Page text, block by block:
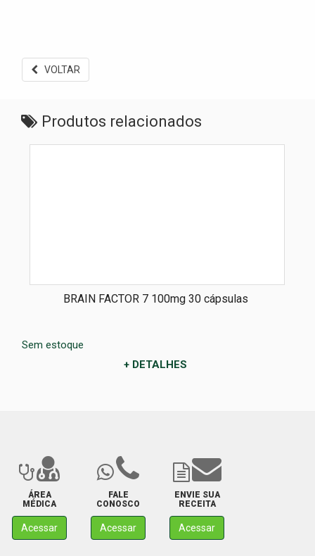
VOLTAR
Produtos relacionados
BRAIN FACTOR 7 100mg 30 cápsulas
Sem estoque
+ DETALHES
ÁREA
MÉDICA
Acessar
FALE
CONOSCO
Acessar
ENVIE SUA
RECEITA
Acessar